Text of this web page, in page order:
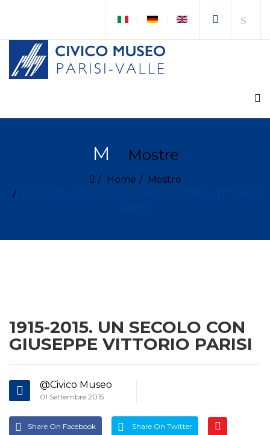
M Mostre
Home
Mostre
1915-2015. UN SECOLO CON
GIUSEPPE VITTORIO PARISI
@Civico Museo
01 Settembre 2015
Share On Facebook Share On Twitter